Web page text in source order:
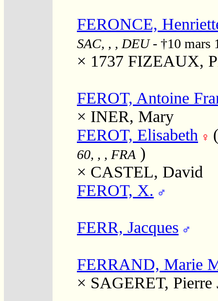
FERONCE,
SAC, , , DEU- †10 mars
× 1737 FIZEAUX,
FEROT, Antoine
× INER, Mary
FEROT, Elisabeth
60, , , FRA )
× CASTEL, David
FEROT, X.
FERR, Jacques
FERRAND, Marie
× SAGERET, Pierre